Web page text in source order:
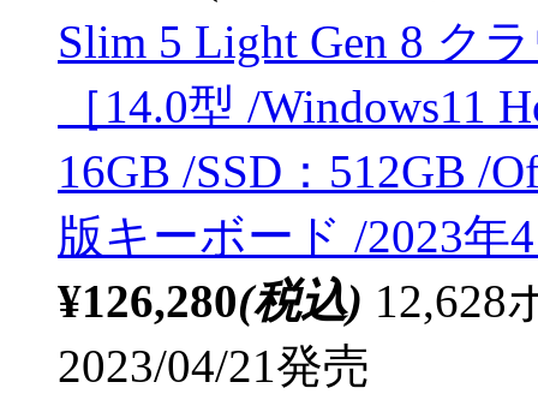
Slim 5 Light Gen 8 ク
［14.0型 /Windows11
16GB /SSD：512GB /
版キーボード /2023年
¥126,280(税込) 12,628
2023/04/21発売